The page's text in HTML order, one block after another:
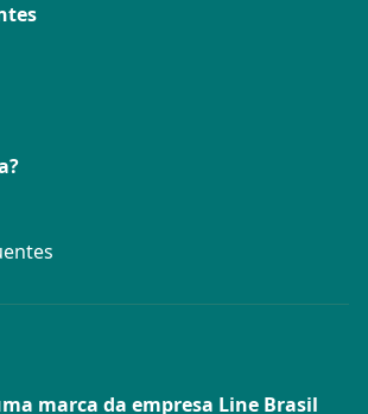
marca da empresa Line Brasil